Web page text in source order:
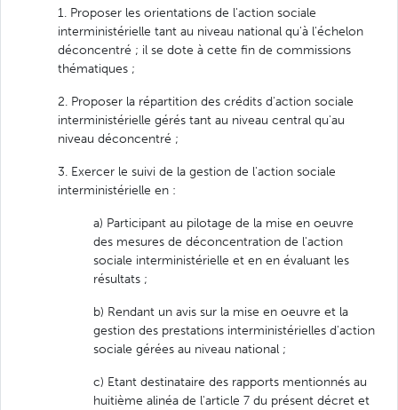
1. Proposer les orientations de l'action sociale
interministérielle tant au niveau national qu'à l'échelon
déconcentré ; il se dote à cette fin de commissions
thématiques ;
2. Proposer la répartition des crédits d'action sociale
interministérielle gérés tant au niveau central qu'au
niveau déconcentré ;
3. Exercer le suivi de la gestion de l'action sociale
interministérielle en :
a) Participant au pilotage de la mise en oeuvre
des mesures de déconcentration de l'action
sociale interministérielle et en en évaluant les
résultats ;
b) Rendant un avis sur la mise en oeuvre et la
gestion des prestations interministérielles d'action
sociale gérées au niveau national ;
c) Etant destinataire des rapports mentionnés au
huitième alinéa de l'article 7 du présent décret et